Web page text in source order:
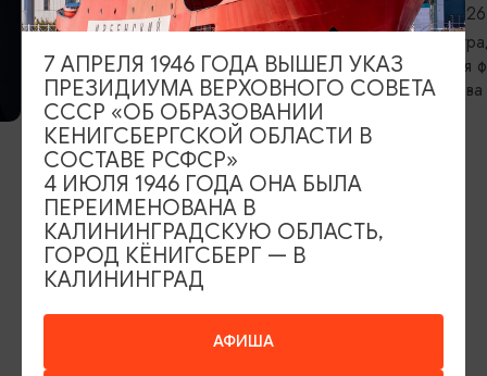
ВЫСТАВКИ
Прикосновение
06.08.2026 - 05.09.2026
Калининград, Калининградский
областной историко-художественный
музей
06.09.2026,
областная
Светланова
ИЩИТЕ ТАКЖЕ НА НАШЕМ САЙТЕ
АФИША
7 АПРЕЛЯ 1946 ГОДА ВЫШЕЛ УКАЗ
ПРЕЗИДИУМА ВЕРХОВНОГО СОВЕТА
СССР «ОБ ОБРАЗОВАНИИ
КЕНИГСБЕРГСКОЙ ОБЛАСТИ В
СОСТАВЕ РСФСР»
4 ИЮЛЯ 1946 ГОДА ОНА БЫЛА
ПЕРЕИМЕНОВАНА В
КАЛИНИНГРАДСКУЮ ОБЛАСТЬ,
ГОРОД КЁНИГСБЕРГ — В
КАЛИНИНГРАД